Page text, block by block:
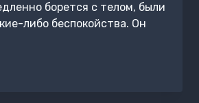
борется с телом, были
либо беспокойства. Он